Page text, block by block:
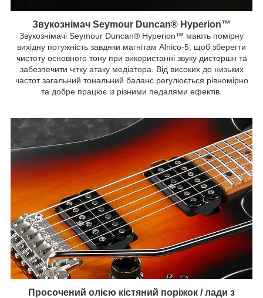
Звукознімач Seymour Duncan® Hyperion™
Звукознімачі Seymour Duncan® Hyperion™ мають помірну
вихідну потужність завдяки магнітам Alnico-5, щоб зберегти
чистоту основного тону при використанні звуку дисторшн та
забезпечити чітку атаку медіатора. Від високих до низьких
частот загальний тональний баланс регулюється рівномірно
та добре працює із різними педалями ефектів.
Просочений олією кістяний поріжок / лади з